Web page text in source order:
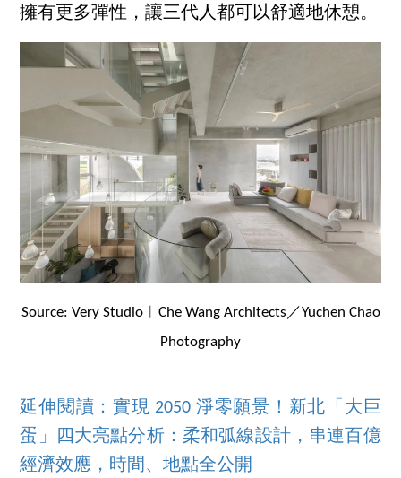
擁有更多彈性，讓三代人都可以舒適地休憩。
Source: Very Studio︱Che Wang Architects／Yuchen Chao
Photography
延伸閱讀：實現 2050 淨零願景！新北「大巨
蛋」四大亮點分析：柔和弧線設計，串連百億
經濟效應，時間、地點全公開